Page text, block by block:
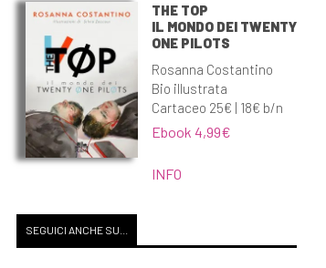
THE TOP
IL MONDO DEI TWENTY
ONE PILOTS
Rosanna Costantino
Bio illustrata
Cartaceo 25€ | 18€ b/n
Ebook 4,99€
INFO
SEGUICI ANCHE SU...